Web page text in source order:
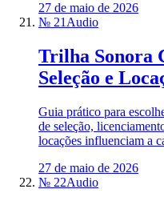
27 de maio de 2026
№ 21 Audio
Trilha Sonora
Seleção e
Guia prático para
de seleção,
locações influenciam a
27 de maio de 2026
№ 22Audio